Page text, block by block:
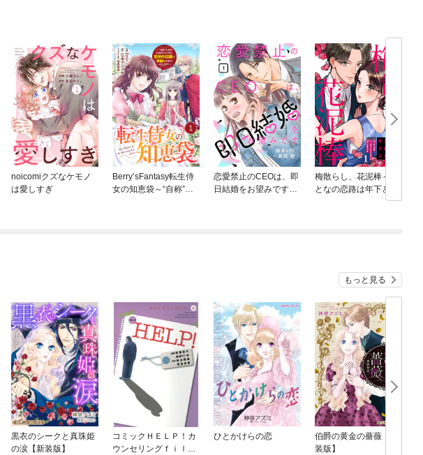
noicomiクズなケモノ
は愛しすぎ
Berry’sFantasy転生侍
女の知恵袋～“自称”人
恋愛禁止のCEOは、即
日結婚をお望みです
梅散らし、花泥棒～お
となの恋路は年下と～
もっと見る
黒衣のシークと真珠姫
の涙【新装版】
コミックＨＥＬＰ！カ
ウンセリングｆｉｌｅ
ひとかけらの恋
伯爵の黄金の薔薇【新
装版】